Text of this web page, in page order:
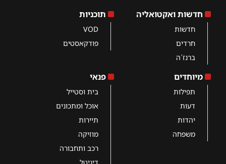
חדשות ואקטואליה
חדשות
חרדים
ברנז´ה
תוכניות
VOD
פודקאסטים
מיוחדים
תפילות
דעות
יהדות
משפחה
פנאי
בית וסטייל
אוכל ומתכונים
תיירות
מוזיקה
רכב ותחבורה